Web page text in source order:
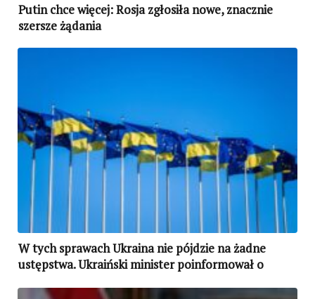
Putin chce więcej: Rosja zgłosiła nowe, znacznie
szersze żądania
W tych sprawach Ukraina nie pójdzie na żadne
ustępstwa. Ukraiński minister poinformował o